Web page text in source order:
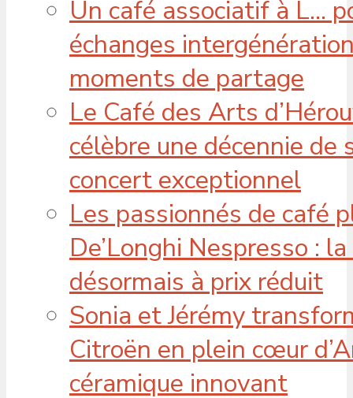
Un café associatif à L…
échanges
moments de partage
Le Café des Arts
célèbre une décennie de
concert exceptionnel
Les passionnés de café
De’Longhi Nespresso :
désormais à prix réduit
Sonia et Jérémy
Citroën en plein cœur
céramique innovant